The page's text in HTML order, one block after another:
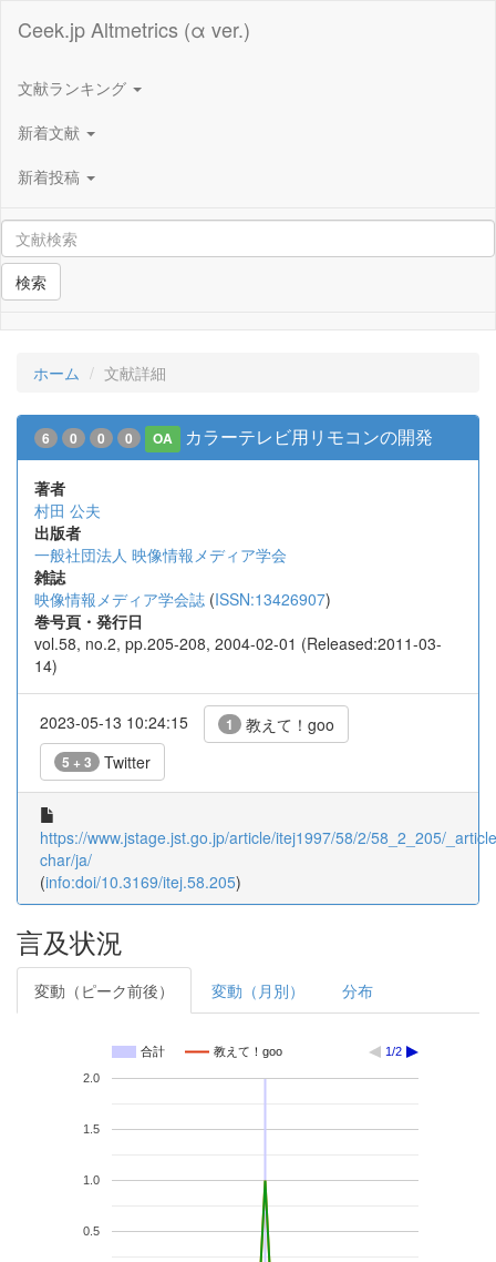
Ceek.jp Altmetrics (α ver.)
文献ランキング
新着文献
新着投稿
検索
ホーム 文献詳細
6 0 0 0 OA カラーテレビ用リモコンの開発
著者
村田 公夫
出版者
一般社団法人 映像情報メディア学会
雑誌
映像情報メディア学会誌 (ISSN:13426907)
巻号頁・発行日
vol.58, no.2, pp.205-208, 2004-02-01 (Released:2011-03-
14)
2023-05-13 10:24:15 1 教えて！goo
5 + 3 Twitter
https://www.jstage.jst.go.jp/article/itej1997/58/2/58_2_205/
char/ja/
(info:doi/10.3169/itej.58.205)
言及状況
変動（ピーク前後） 変動（月別） 分布
合計 教えて！goo 1/2
0.5
1.0
1.5
2.0